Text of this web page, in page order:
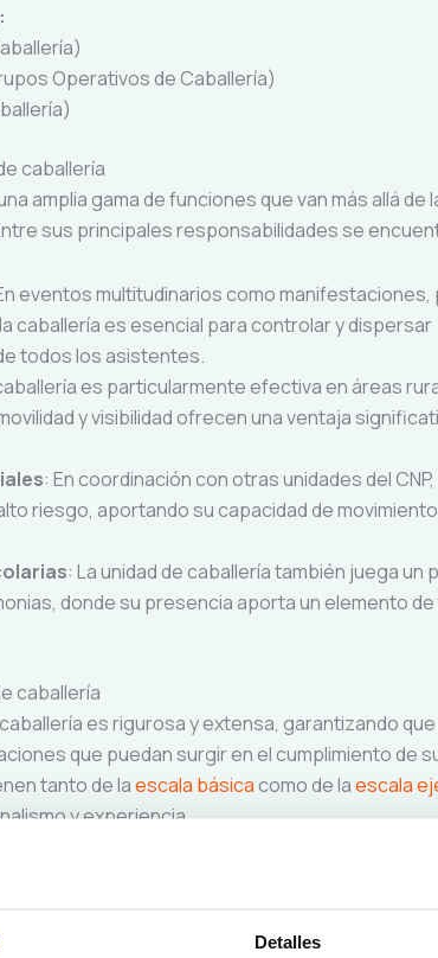
Detalles
Operativos de Caballería)
caballería
amplia gama de funciones que van más allá de
sus principales responsabilidades se
eventos multitudinarios como manifestaciones,
caballería es esencial para controlar y dispersar
todos los asistentes.
es particularmente efectiva en áreas
y visibilidad ofrecen una ventaja
: En coordinación con otras unidades del CNP,
riesgo, aportando su capacidad de
: La unidad de caballería también juega un
donde su presencia aporta un elemento
caballería
es rigurosa y extensa, garantizando
que puedan surgir en el cumplimiento de
tanto de laescala básicacomo de laescala
y experiencia.
agentes deben completar el entrenamiento